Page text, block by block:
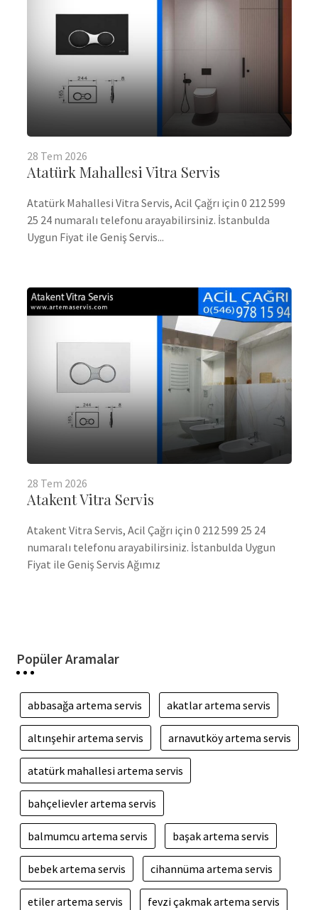
28 Tem 2026
Atatürk Mahallesi Vitra Servis
Atatürk Mahallesi Vitra Servis, Acil Çağrı için 0 212 599
25 24 numaralı telefonu arayabilirsiniz. İstanbulda
Uygun Fiyat ile Geniş Servis...
28 Tem 2026
Atakent Vitra Servis
Atakent Vitra Servis, Acil Çağrı için 0 212 599 25 24
numaralı telefonu arayabilirsiniz. İstanbulda Uygun
Fiyat ile Geniş Servis Ağımız
Popüler Aramalar
abbasağa artema servis akatlar artema servis
altınşehir artema servis arnavutköy artema servis
atatürk mahallesi artema servis
bahçelievler artema servis
balmumcu artema servis başak artema servis
bebek artema servis cihannüma artema servis
etiler artema servis fevzi çakmak artema servis